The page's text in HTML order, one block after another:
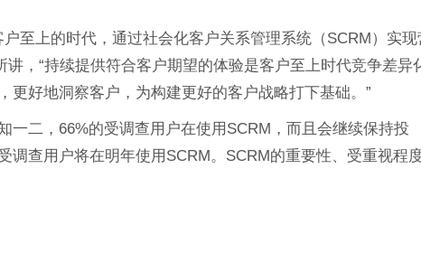
至上的时代，通过社会化客户关系管理系统（SCRM）实现
，“持续提供符合客户期望的体验是客户至上时代竞争差异
更好地洞察客户，为构建更好的客户战略打下基础。”
一二，66%的受调查用户在使用SCRM，而且会继续保持投
调查用户将在明年使用SCRM。SCRM的重要性、受重视程